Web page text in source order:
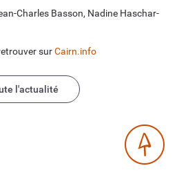
Charles Basson, Nadine Haschar-
surCairn.info
l'actualité